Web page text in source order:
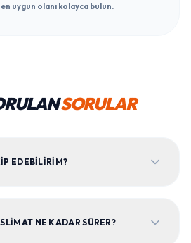
en uygun olanı kolayca bulun.
SORULAR
EDEBILIRIM?
NE KADAR SÜRER?